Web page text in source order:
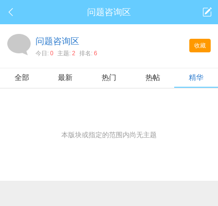
问题咨询区
收藏
问题咨询区
今日: 0 主题: 2 排名: 6
全部 最新 热门 热帖 精华
本版块或指定的范围内尚无主题